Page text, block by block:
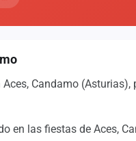
Candamo
en las fiestas de Aces,